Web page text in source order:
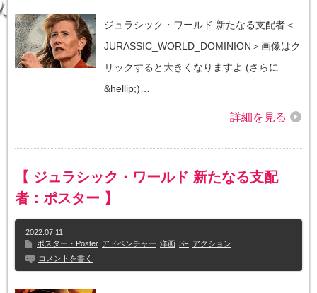
ジュラシック・ワールド 新たなる支配者＜
JURASSIC_WORLD_DOMINION＞画像はク
リックすると大きくなりますよ (さらに
&hellip;)…
詳細を見る
【 ジュラシック・ワールド 新たなる支配
者：ポスター 】
2022.07.11
ポスター・Poster アドベンチャー 洋画 SF アクション
コメントを書く